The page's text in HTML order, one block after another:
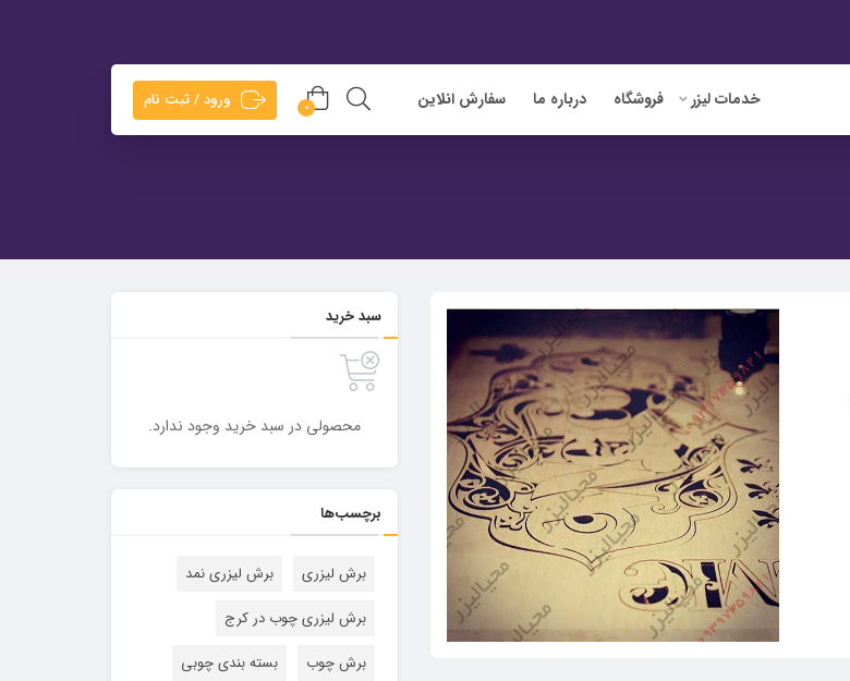
خدمات لیزر فروشگاه درباره ما سفارش انلاین 0 ورود / ثبت نام
سبد خرید
محصولی در سبد خرید وجود ندارد.
برچسب‌ها
برش لیزری
برش لیزری نمد
برش لیزری چوب در کرج
برش چوب
بسته بندی چوبی